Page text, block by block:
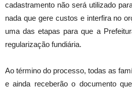
cadastramento não será utilizado
nada que gere custos e interfira no
uma das etapas para que a
regularização fundiária.
Ao término do processo, todas as
e ainda receberão o documento